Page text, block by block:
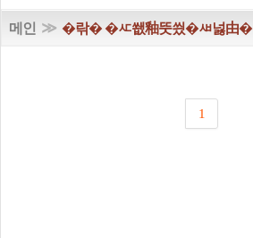
메인 ≫ �띾� �ㅼ쐢釉뚯씠�ㅽ넗由�
1